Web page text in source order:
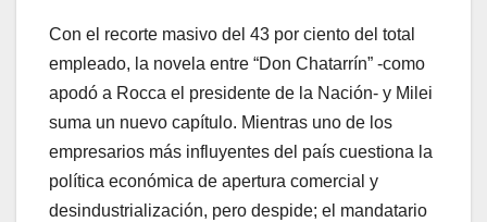
Con el recorte masivo del 43 por ciento del total
empleado, la novela entre “Don Chatarrín” -como
apodó a Rocca el presidente de la Nación- y Milei
suma un nuevo capítulo. Mientras uno de los
empresarios más influyentes del país cuestiona la
política económica de apertura comercial y
desindustrialización, pero despide; el mandatario